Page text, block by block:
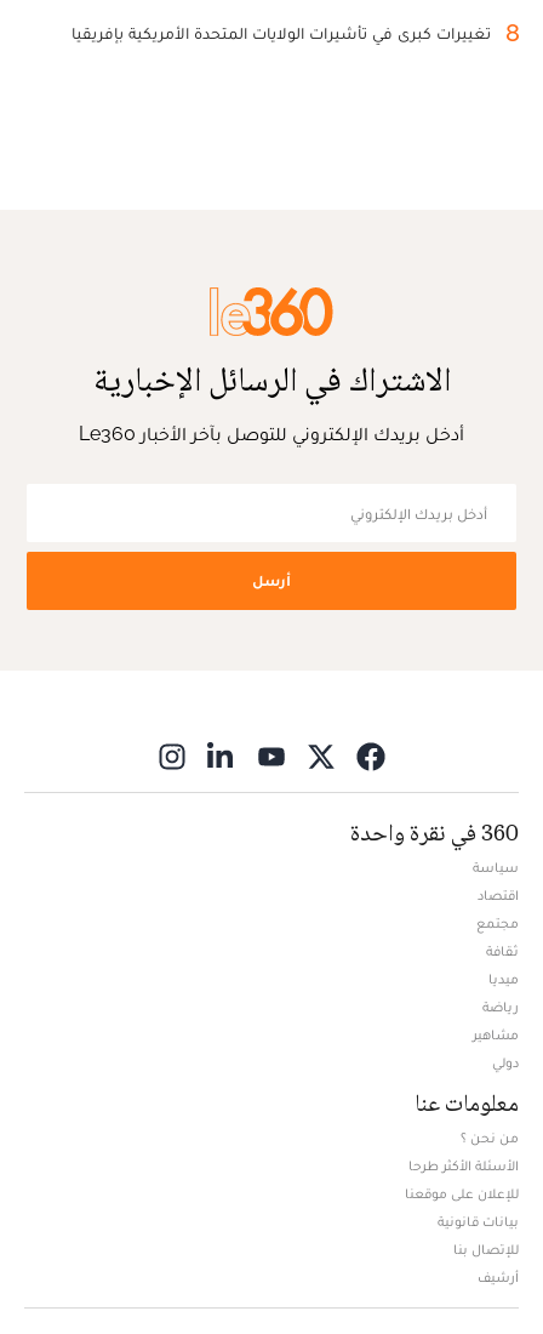
8 تغييرات كبرى في تأشيرات الولايات المتحدة الأمريكية بإفريقيا
الاشتراك في الرسائل الإخبارية
أدخل بريدك الإلكتروني للتوصل بآخر الأخبار Le360
أرسل
360 في نقرة واحدة
سياسة
اقتصاد
مجتمع
ثقافة
ميديا
رياضة
مشاهير
دولي
معلومات عنا
من نحن ؟
الأسئلة الأكثر طرحا
للإعلان على موقعنا
بيانات قانونية
للإتصال بنا
أرشيف